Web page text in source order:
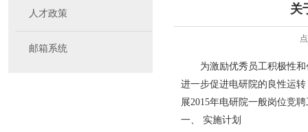
人才政策
邮箱系统
关
为激励优秀员工积极性
进一步促进电研院的良性运
展2015年电研院一般岗位竞
一、 实施计划